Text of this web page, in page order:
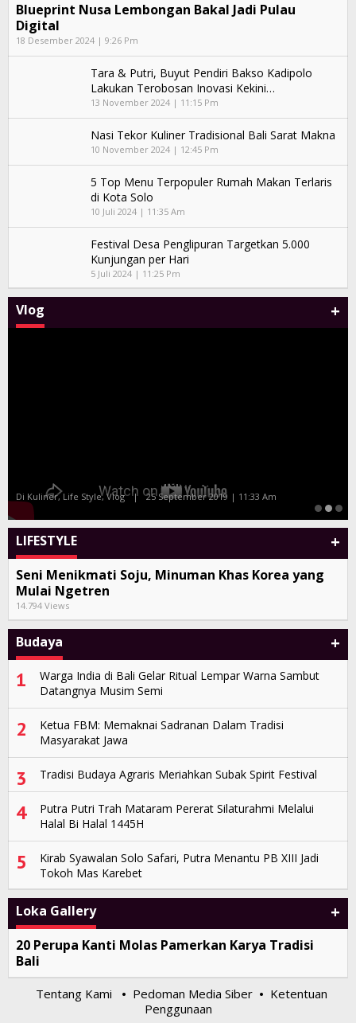
Blueprint Nusa Lembongan Bakal Jadi Pulau
Digital
18 Desember 2024 | 9:26 Pm
Tara & Putri, Buyut Pendiri Bakso Kadipolo
Lakukan Terobosan Inovasi Kekini…
13 November 2024 | 11:15 Pm
Nasi Tekor Kuliner Tradisional Bali Sarat Makna
10 November 2024 | 12:45 Pm
5 Top Menu Terpopuler Rumah Makan Terlaris
di Kota Solo
10 Juli 2024 | 11:35 Am
Festival Desa Penglipuran Targetkan 5.000
Kunjungan per Hari
5 Juli 2024 | 11:25 Pm
Vlog +
Tony Q dan Album Kompilasi Bali Sand
Di Seni, Vlog | 27 Juli 2019 | 10:38 Am
LIFESTYLE +
Seni Menikmati Soju, Minuman Khas Korea yang
Mulai Ngetren
14.794 Views
Budaya +
1
Warga India di Bali Gelar Ritual Lempar Warna Sambut
Datangnya Musim Semi
2
Ketua FBM: Memaknai Sadranan Dalam Tradisi
Masyarakat Jawa
3 Tradisi Budaya Agraris Meriahkan Subak Spirit Festival
4
Putra Putri Trah Mataram Pererat Silaturahmi Melalui
Halal Bi Halal 1445H
5
Kirab Syawalan Solo Safari, Putra Menantu PB XIII Jadi
Tokoh Mas Karebet
Loka Gallery +
20 Perupa Kanti Molas Pamerkan Karya Tradisi
Bali
Tentang Kami • Pedoman Media Siber• Ketentuan
Penggunaan